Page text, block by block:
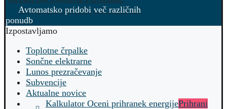
Avtomatsko pridobi več različnih
ponudb
Izpostavljamo
Toplotne črpalke
Sončne elektrarne
Lunos prezračevanje
Subvencije
Aktualne novice
Kalkulator Oceni prihranek energijePrihrani